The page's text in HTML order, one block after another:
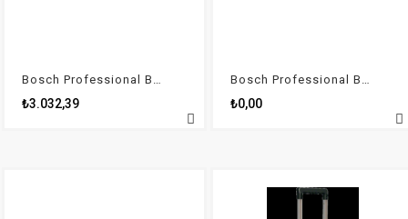
Bosch Professional Basınçlı Yıkama Aksesuarı - Ayarlı Püskürtme Ucu
₺3.032,39
Bosch Professional Basınçlı Yıkama Aksesuarı - Ayarlı Püskürtme Ucu
₺0,00